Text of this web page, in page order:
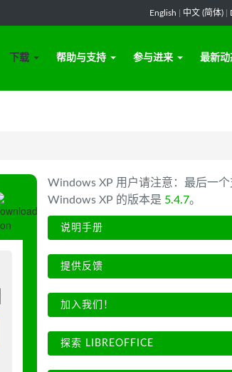
English 中文 (简体)
下载 帮助与支持 参与进来 最新动
Windows XP 用户请注意：最后一个
Windows XP 的版本是 5.4.7。
说明手册
提供反馈
加入我们！
探索 LIBREOFFICE